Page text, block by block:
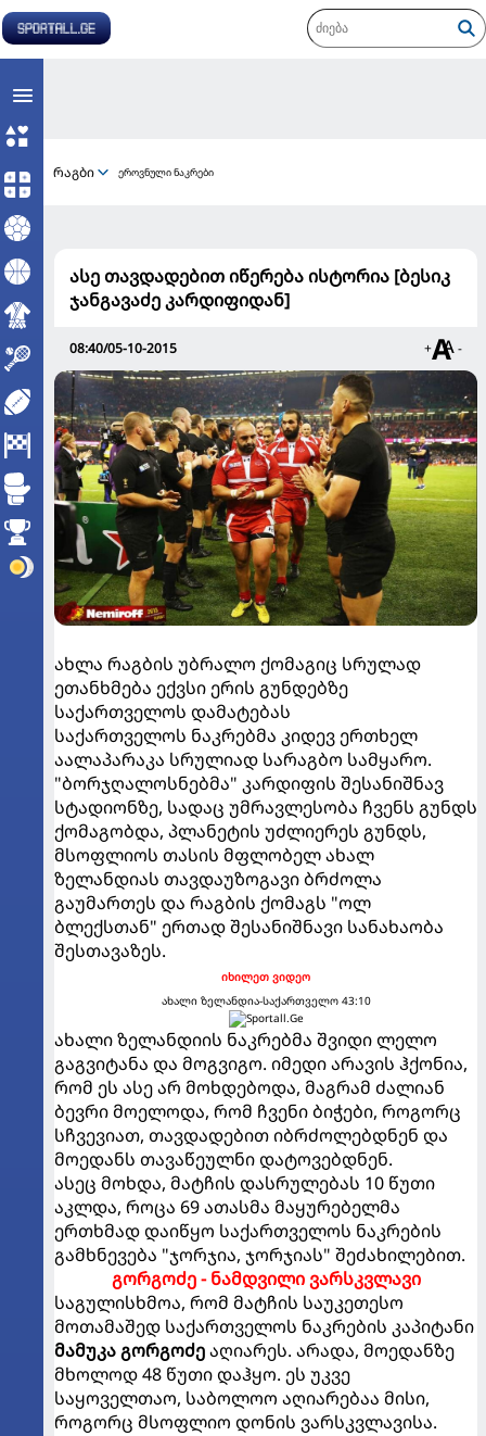
რაგბი ეროვნული ნაკრები
ასე თავდადებით იწერება ისტორია [ბესიკ
ჯანგავაძე კარდიფიდან]
08:40/05-10-2015 + -
ახლა რაგბის უბრალო ქომაგიც სრულად
ეთანხმება ექვსი ერის გუნდებზე
საქართველოს დამატებას
საქართველოს ნაკრებმა კიდევ ერთხელ
აალაპარაკა სრულიად სარაგბო სამყარო.
"ბორჯღალოსნებმა" კარდიფის შესანიშნავ
სტადიონზე, სადაც უმრავლესობა ჩვენს გუნდს
ქომაგობდა, პლანეტის უძლიერეს გუნდს,
მსოფლიოს თასის მფლობელ ახალ
ზელანდიას თავდაუზოგავი ბრძოლა
გაუმართეს და რაგბის ქომაგს "ოლ
ბლექსთან" ერთად შესანიშნავი სანახაობა
შესთავაზეს.
იხილეთ ვიდეო
ახალი ზელანდია-საქართველო 43:10
ახალი ზელანდიის ნაკრებმა შვიდი ლელო
გაგვიტანა და მოგვიგო. იმედი არავის ჰქონია,
რომ ეს ასე არ მოხდებოდა, მაგრამ ძალიან
ბევრი მოელოდა, რომ ჩვენი ბიჭები, როგორც
სჩვევიათ, თავდადებით იბრძოლებდნენ და
მოედანს თავაწეულნი დატოვებდნენ.
ასეც მოხდა, მატჩის დასრულებას 10 წუთი
აკლდა, როცა 69 ათასმა მაყურებელმა
ერთხმად დაიწყო საქართველოს ნაკრების
გამხნევება "ჯორჯია, ჯორჯიას" შეძახილებით.
გორგოძე - ნამდვილი ვარსკვლავი
საგულისხმოა, რომ მატჩის საუკეთესო
მოთამაშედ საქართველოს ნაკრების კაპიტანი
მამუკა გორგოძეაღიარეს. არადა, მოედანზე
მხოლოდ 48 წუთი დაჰყო. ეს უკვე
საყოველთაო, საბოლოო აღიარებაა მისი,
როგორც მსოფლიო დონის ვარსკვლავისა.